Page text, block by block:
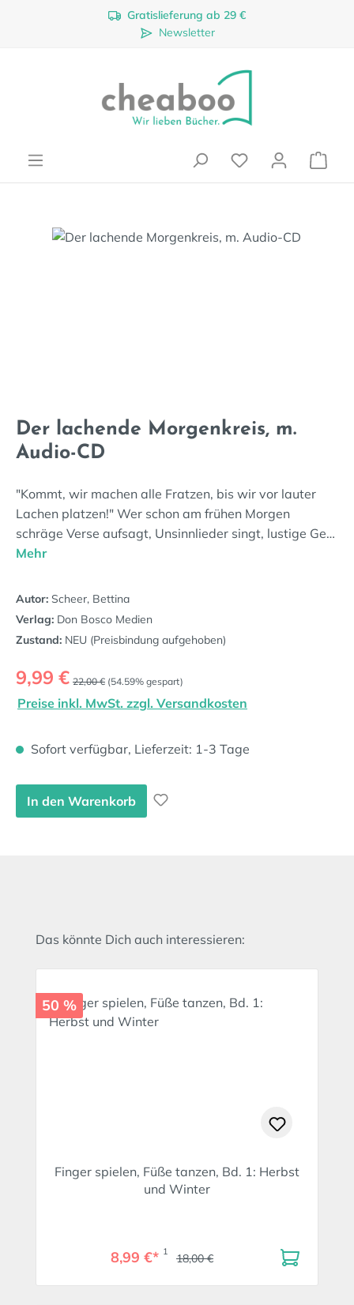
Zum Hauptinhalt springenGratislieferung ab 29 €
Newsletter
Bildergalerie überspringen
Der lachende Morgenkreis, m.
Audio-CD
"Kommt, wir machen alle Fratzen, bis wir vor lauter
Lachen platzen!" Wer schon am frühen Morgen
schräge Verse aufsagt, Unsinnlieder singt, lustige Ge…
Mehr
Autor: Scheer, Bettina
Verlag: Don Bosco Medien
Zustand: NEU (Preisbindung aufgehoben)
Verkaufspreis:
9,99 € Regulärer Preis:
22,00 € (54.59% gespart)
Preise inkl. MwSt. zzgl. Versandkosten
Sofort verfügbar, Lieferzeit: 1-3 Tage
In den Warenkorb
Produktgalerie überspringen
Das könnte Dich auch interessieren:
50 %
Finger spielen, Füße tanzen, Bd. 1: Herbst
und Winter
8,99 €* 1 18,00 €